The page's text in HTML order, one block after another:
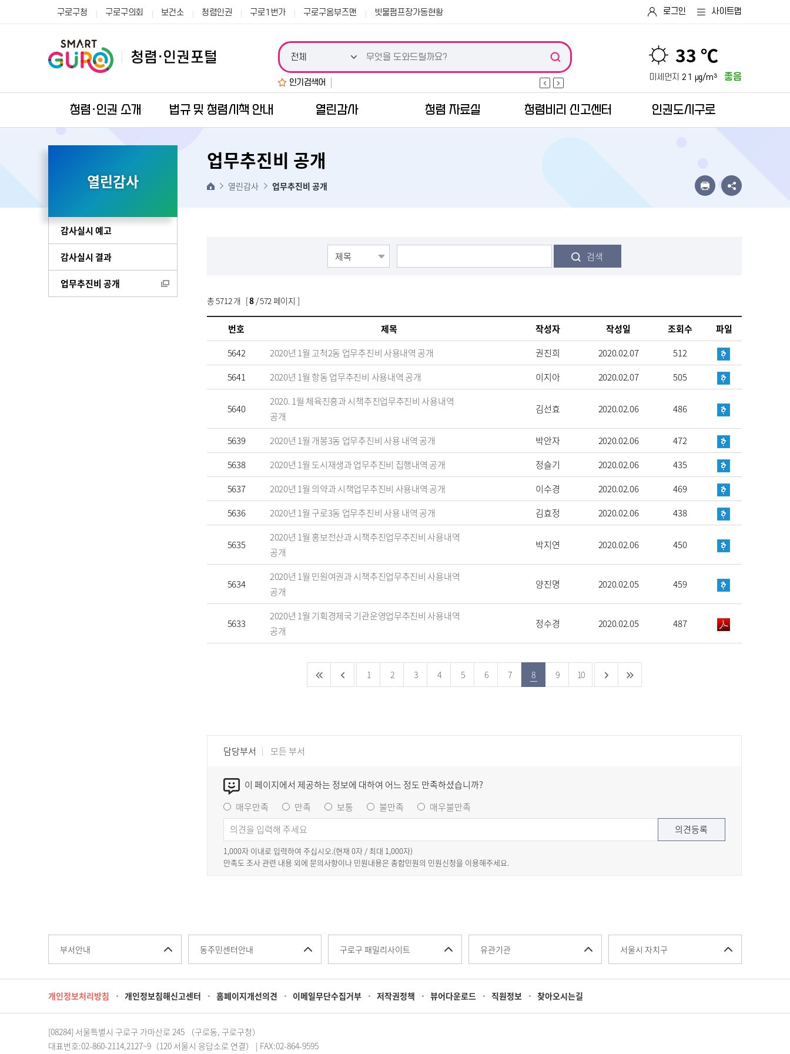
본문 바로가기
구로구청 구로구의회 보건소 청렴인권 구로1번가 구로구옴부즈맨 빗물펌프장가동현황 로그인 사이트맵
인기검색어
33 ℃
미세먼지 21 ㎍/m³ 좋음
청렴·인권 소개 법규 및 청렴시책 안내 열린감사 청렴 자료실 청렴비리 신고센터 인권도시구로
열린감사
감사실시 예고
감사실시 결과
업무추진비 공개
업무추진비 공개
열린감사 업무추진비 공개
검색
총5712개 [8/ 572 페이지 ]
번호 제목 작성자 작성일 조회수
파일
5642
2020년 1월 고척2동 업무추진비 사용내역 공개 권진희 2020.02.07
512
5641
2020년 1월 항동 업무추진비 사용내역 공개 이지아 2020.02.07 505
5640
2020. 1월 체육진흥과 시책추진업무추진비 사용내역
공개
김선효 2020.02.06 486
5639 2020년 1월 개봉3동 업무추진비 사용 내역 공개 박안자 2020.02.06
472
5638
2020년 1월 도시재생과 업무추진비 집행내역 공개 정슬기 2020.02.06
435
5637
2020년 1월 의약과 시책업무추진비 사용내역 공개 이수경 2020.02.06
469
5636
2020년 1월 구로3동 업무추진비 사용 내역 공개 김효정 2020.02.06 438
5635
2020년 1월 홍보전산과 시책추진업무추진비 사용내역
공개
박지연 2020.02.06 450
5634
2020년 1월 민원여권과 시책추진업무추진비 사용내역
공개
양진명 2020.02.05 459
5633
2020년 1월 기획경제국 기관운영업무추진비 사용내역
공개
정수경 2020.02.05 487
1 2 3 4 5 6 7 8 9 10
담당부서 모든 부서
이 페이지에서 제공하는 정보에 대하여 어느 정도 만족하셨습니까?
매우만족
만족 보통 불만족 매우불만족
1,000자 이내로 입력하여 주십시오.(현재0자 / 최대 1,000자)
만족도 조사 관련 내용 외에 문의사항이나 민원내용은 종합민원의 민원신청을 이용해주세요.
부서안내 동주민센터안내 구로구 패밀리사이트 유관기관 서울시 자치구
개인정보처리방침 개인정보침해신고센터 홈페이지개선의견 이메일무단수집거부 저작권정책 뷰어다운로드 직원정보 찾아오시는길
[08284] 서울특별시 구로구 가마산로 245 （구로동, 구로구청）
대표번호:02-860-2114,2127~9（120 서울시 응답소로 연결） | FAX:02-864-9595